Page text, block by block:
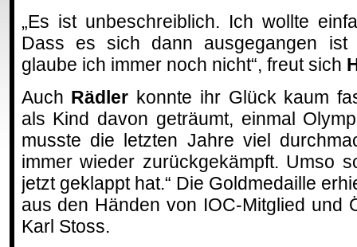
„Es ist unbeschreiblich. Ich wollte
Dass es sich dann ausgegangen
glaube ich immer noch nicht“, freut sich
Auch Rädler konnte ihr Glück kaum
als Kind davon geträumt, einmal
musste die letzten Jahre viel
immer wieder zurückgekämpft. Umso
jetzt geklappt hat.“ Die Goldmedaille
aus den Händen von IOC-Mitglied und
Karl Stoss.